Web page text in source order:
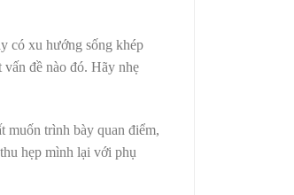
có xu hướng sống khép
đề nào đó. Hãy nhẹ
muốn trình bày quan điểm,
hẹp mình lại với phụ